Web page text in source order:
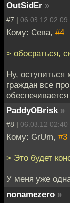
OutSidEr »
#7 | 06.03.12 02:09
Кому: Сева, #4
> обосраться,
Ну, оступиться
граждан все
PaddyOBrisk »
#8 | 06.03.12 02:40
Кому: GrUm, #3
> Это будет
У меня уже
nonamezero »